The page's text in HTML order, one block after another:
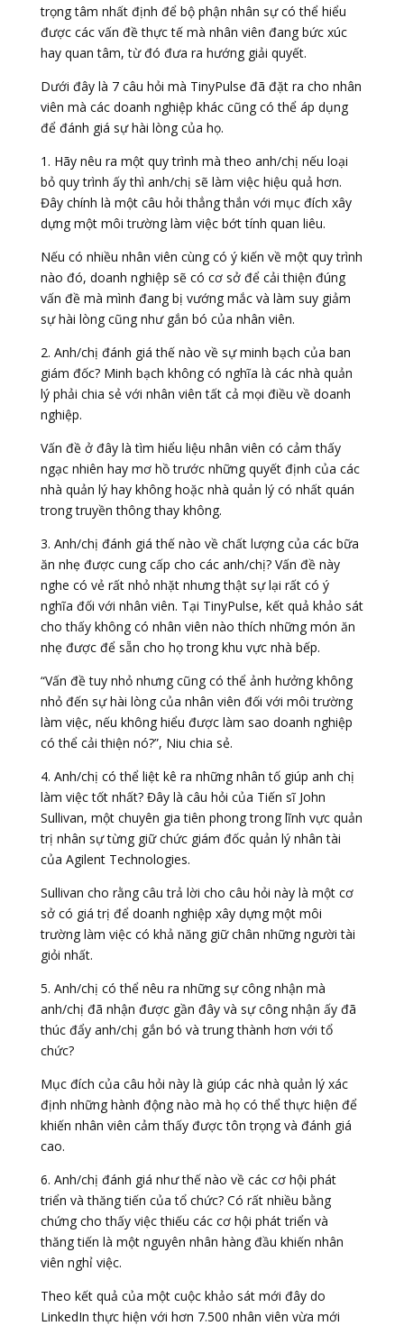
trọng tâm nhất định để bộ phận nhân sự có thể hiểu
được các vấn đề thực tế mà nhân viên đang bức xúc
hay quan tâm, từ đó đưa ra hướng giải quyết.
Dưới đây là 7 câu hỏi mà TinyPulse đã đặt ra cho nhân
viên mà các doanh nghiệp khác cũng có thể áp dụng
để đánh giá sự hài lòng của họ.
1. Hãy nêu ra một quy trình mà theo anh/chị nếu loại
bỏ quy trình ấy thì anh/chị sẽ làm việc hiệu quả hơn.
Đây chính là một câu hỏi thẳng thắn với mục đích xây
dựng một môi trường làm việc bớt tính quan liêu.
Nếu có nhiều nhân viên cùng có ý kiến về một quy trình
nào đó, doanh nghiệp sẽ có cơ sở để cải thiện đúng
vấn đề mà mình đang bị vướng mắc và làm suy giảm
sự hài lòng cũng như gắn bó của nhân viên.
2. Anh/chị đánh giá thế nào về sự minh bạch của ban
giám đốc? Minh bạch không có nghĩa là các nhà quản
lý phải chia sẻ với nhân viên tất cả mọi điều về doanh
nghiệp.
Vấn đề ở đây là tìm hiểu liệu nhân viên có cảm thấy
ngạc nhiên hay mơ hồ trước những quyết định của các
nhà quản lý hay không hoặc nhà quản lý có nhất quán
trong truyền thông thay không.
3. Anh/chị đánh giá thế nào về chất lượng của các bữa
ăn nhẹ được cung cấp cho các anh/chị? Vấn đề này
nghe có vẻ rất nhỏ nhặt nhưng thật sự lại rất có ý
nghĩa đối với nhân viên. Tại TinyPulse, kết quả khảo sát
cho thấy không có nhân viên nào thích những món ăn
nhẹ được để sẵn cho họ trong khu vực nhà bếp.
“Vấn đề tuy nhỏ nhưng cũng có thể ảnh hưởng không
nhỏ đến sự hài lòng của nhân viên đối với môi trường
làm việc, nếu không hiểu được làm sao doanh nghiệp
có thể cải thiện nó?”, Niu chia sẻ.
4. Anh/chị có thể liệt kê ra những nhân tố giúp anh chị
làm việc tốt nhất? Đây là câu hỏi của Tiến sĩ John
Sullivan, một chuyên gia tiên phong trong lĩnh vực quản
trị nhân sự từng giữ chức giám đốc quản lý nhân tài
của Agilent Technologies.
Sullivan cho rằng câu trả lời cho câu hỏi này là một cơ
sở có giá trị để doanh nghiệp xây dựng một môi
trường làm việc có khả năng giữ chân những người tài
giỏi nhất.
5. Anh/chị có thể nêu ra những sự công nhận mà
anh/chị đã nhận được gần đây và sự công nhận ấy đã
thúc đẩy anh/chị gắn bó và trung thành hơn với tổ
chức?
Mục đích của câu hỏi này là giúp các nhà quản lý xác
định những hành động nào mà họ có thể thực hiện để
khiến nhân viên cảm thấy được tôn trọng và đánh giá
cao.
6. Anh/chị đánh giá như thế nào về các cơ hội phát
triển và thăng tiến của tổ chức? Có rất nhiều bằng
chứng cho thấy việc thiếu các cơ hội phát triển và
thăng tiến là một nguyên nhân hàng đầu khiến nhân
viên nghỉ việc.
Theo kết quả của một cuộc khảo sát mới đây do
LinkedIn thực hiện với hơn 7.500 nhân viên vừa mới